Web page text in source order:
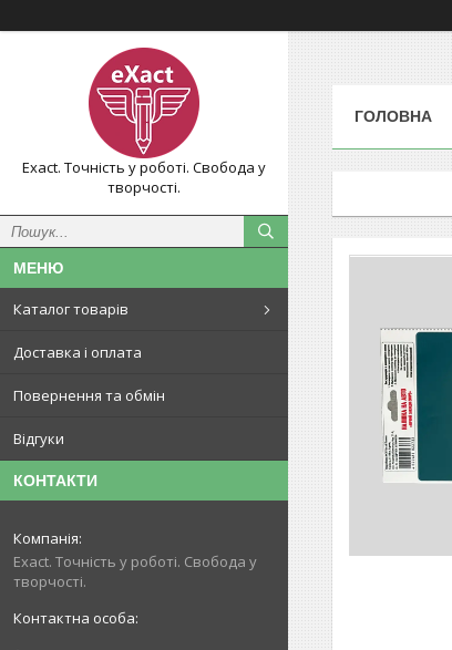
Exact. Точність у роботі. Свобода у
творчості.
Каталог товарів
Доставка і оплата
Повернення та обмін
Відгуки
КОНТАКТИ
Exact. Точність у роботі. Свобода у
творчості.
ГОЛОВНА